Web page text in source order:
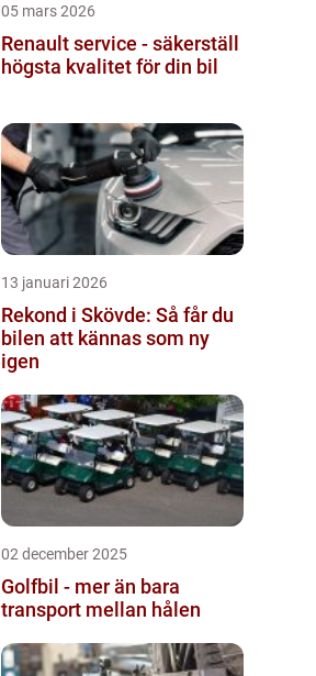
05 mars 2026
Renault service - säkerställ
högsta kvalitet för din bil
13 januari 2026
Rekond i Skövde: Så får du
bilen att kännas som ny
igen
02 december 2025
Golfbil - mer än bara
transport mellan hålen